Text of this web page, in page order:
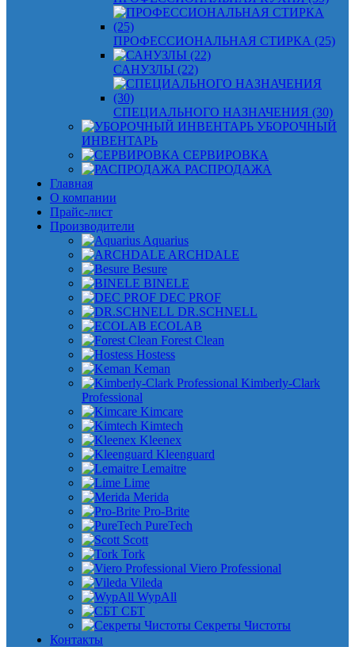
ПРОФЕССИОНАЛЬНАЯ СТИРКА (25)
САНУЗЛЫ (22)
СПЕЦИАЛЬНОГО НАЗНАЧЕНИЯ (30)
УБОРОЧНЫЙ
ИНВЕНТАРЬ
СЕРВИРОВКА
РАСПРОДАЖА
Главная
О компании
Прайс-лист
Производители
Aquarius
ARCHDALE
Besure
BINELE
DEC PROF
DR.SCHNELL
ECOLAB
Forest Clean
Hostess
Keman
Kimberly-Clark
Professional
Kimcare
Kimtech
Kleenex
Kleenguard
Lemaitre
Lime
Merida
Pro-Brite
PureTech
Scott
Tork
Viero Professional
Vileda
WypAll
СБТ
Секреты Чистоты
Контакты